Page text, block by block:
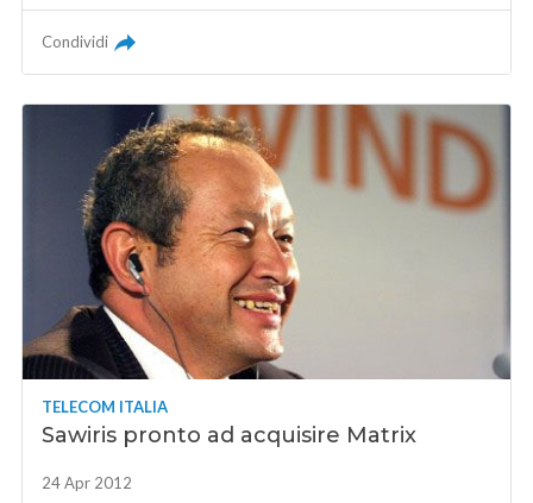
Condividi
TELECOM ITALIA
Sawiris pronto ad acquisire Matrix
24 Apr 2012